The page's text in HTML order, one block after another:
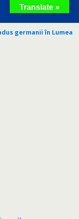
germanii în Lumea
Translate »